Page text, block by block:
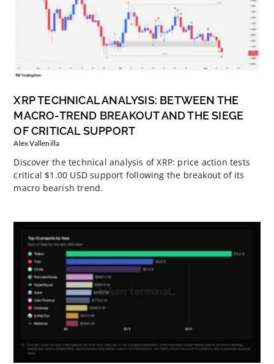
XRP TECHNICAL ANALYSIS: BETWEEN THE
MACRO-TREND BREAKOUT AND THE SIEGE
OF CRITICAL SUPPORT
Alex Vallenilla
Discover the technical analysis of XRP: price action tests
critical $1.00 USD support following the breakout of its
macro bearish trend.